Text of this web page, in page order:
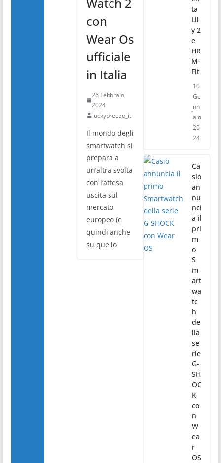
con
Wear Os
ufficiale
in Italia
26 Febbraio
2024
luckybreeze_it
Il mondo degli
smartwatch si
prepara a
un’altra svolta
con l’attesa
uscita sul
mercato
europeo (e
quindi anche
su quello
ta
Lil
y 2
e
HR
M-
Fit
10
Ge
nn
aio
20
24
Ca
sio
an
nu
nci
a il
pri
m
o
S
m
art
wa
tc
h
de
lla
se
rie
G-
SH
OC
K
co
n
W
ea
r
OS